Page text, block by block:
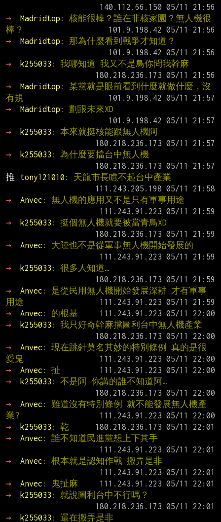
→
Madridtop : 核能很棒？誰在非核家園？無人機很
棒？
→
Madridtop : 那為什麼看到戰爭才知道？
→
k255033 : 我哪知道 我又不是鳥你問我幹麻
→
Madridtop : 某黨就是眼前看到什麼就做什麼，沒
有規
→
Madridtop : 劃跟未來XD
→
k255033 : 本來就挺核能跟無人機阿
→
k255033 : 為什麼要擋台中無人機
推
tony121010 : 天龍市長瞧不起台中產業
→
Anvec : 無人機的應用又不是只有軍事用途
→
k255033 : 挺個無人機就要被當青鳥XD
→
Anvec : 大陸也不是從軍事無人機開始發展的
→
k255033 : 很多人知道…
→
Anvec : 是從民用無人機開始發展深耕 才有軍事
用途
→
Anvec : 的根基
→
k255033 : 我只好奇幹麻擋圖利台中無人機產業
→
Anvec : 現在跳針莫名其妙的特別條例 真的是很
愛鬼
→
Anvec : 扯
→
k255033 : 不是阿 你講的誰不知道阿…
→
Anvec : 難道沒有特別條例 就不能發展無人機產
業?
→
k255033 : 乾
→
Anvec : 誰不知道民進黨想上下其手
→
Anvec : 根本就是認知作戰 搬弄是非
→
Anvec : 鬼扯麻
→
k255033 : 就說圖利台中不行嗎？
→
k255033 : 還在搬弄是非